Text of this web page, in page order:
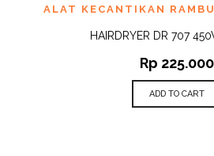
ALAT KECANTIKAN
HAIRDRYER DR 707
Rp 225.000
ADD TO CART